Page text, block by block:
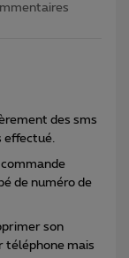
des sms
effectué.
commande
de numéro de
son
téléphone mais